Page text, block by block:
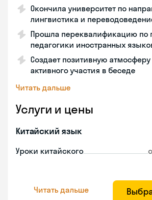
Окончила университет по
лингвистика и
Прошла переквалификацию по
педагогики иностранных
Создает позитивную
активного участия в беседе
Читать дальше
Услуги и цены
Китайский язык
Уроки китайского
Читать дальше